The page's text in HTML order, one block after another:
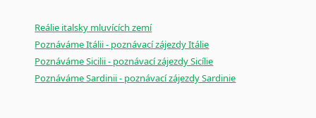
Reálie italsky mluvících zemí
Poznáváme Itálii - poznávací zájezdy Itálie
Poznáváme Sicilii - poznávací zájezdy Sicílie
Poznáváme Sardinii - poznávací zájezdy Sardinie